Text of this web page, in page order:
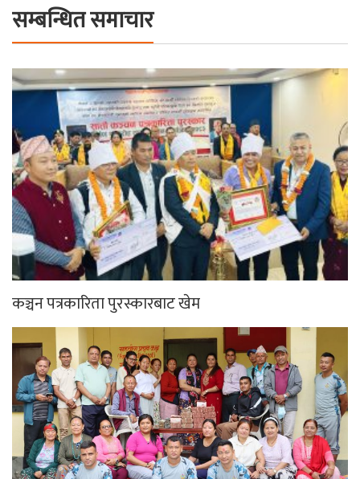
सम्बन्धित समाचार
कञ्चन पत्रकारिता पुरस्कारबाट खेम